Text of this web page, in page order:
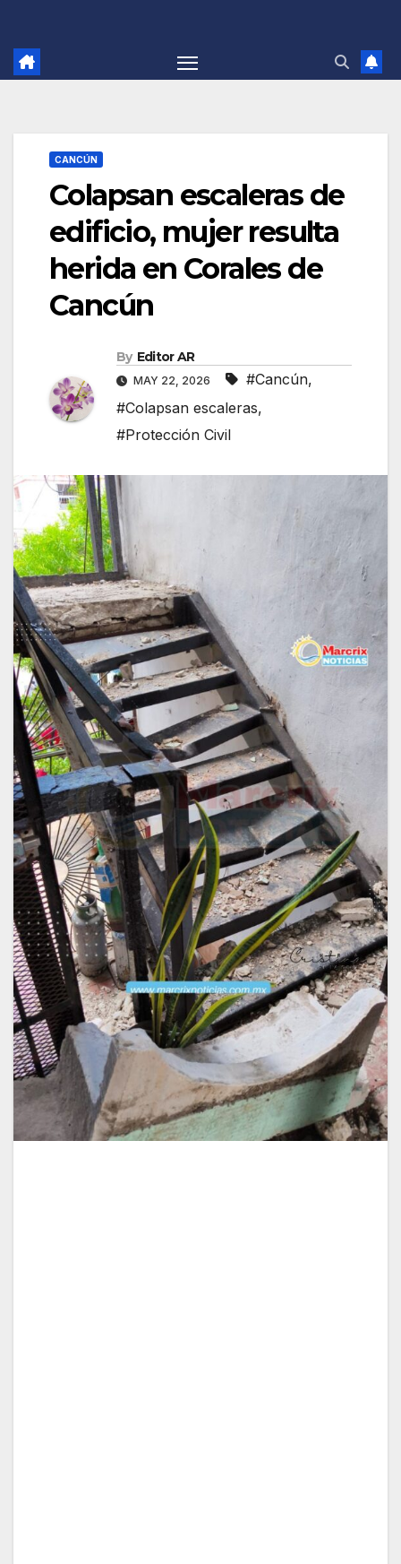
CANCÚN
Colapsan escaleras de
edificio, mujer resulta
herida en Corales de
Cancún
By Editor AR
MAY 22, 2026 #Cancún,
#Colapsan escaleras,
#Protección Civil